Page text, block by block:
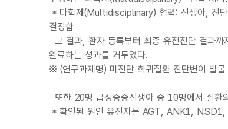
* 다학제(Multidisciplinary) 협력: 신생아, 진단
결정함
그 결과, 환자 등록부터 최종 유전진단 결과
완료하는 성과를 거두었다.
※ (연구과제명) 미진단 희귀질환 진단변이 발
또한 20명 급성중증신생아 중 10명에서 질환
* 확인된 원인 유전자는 AGT, ANK1,